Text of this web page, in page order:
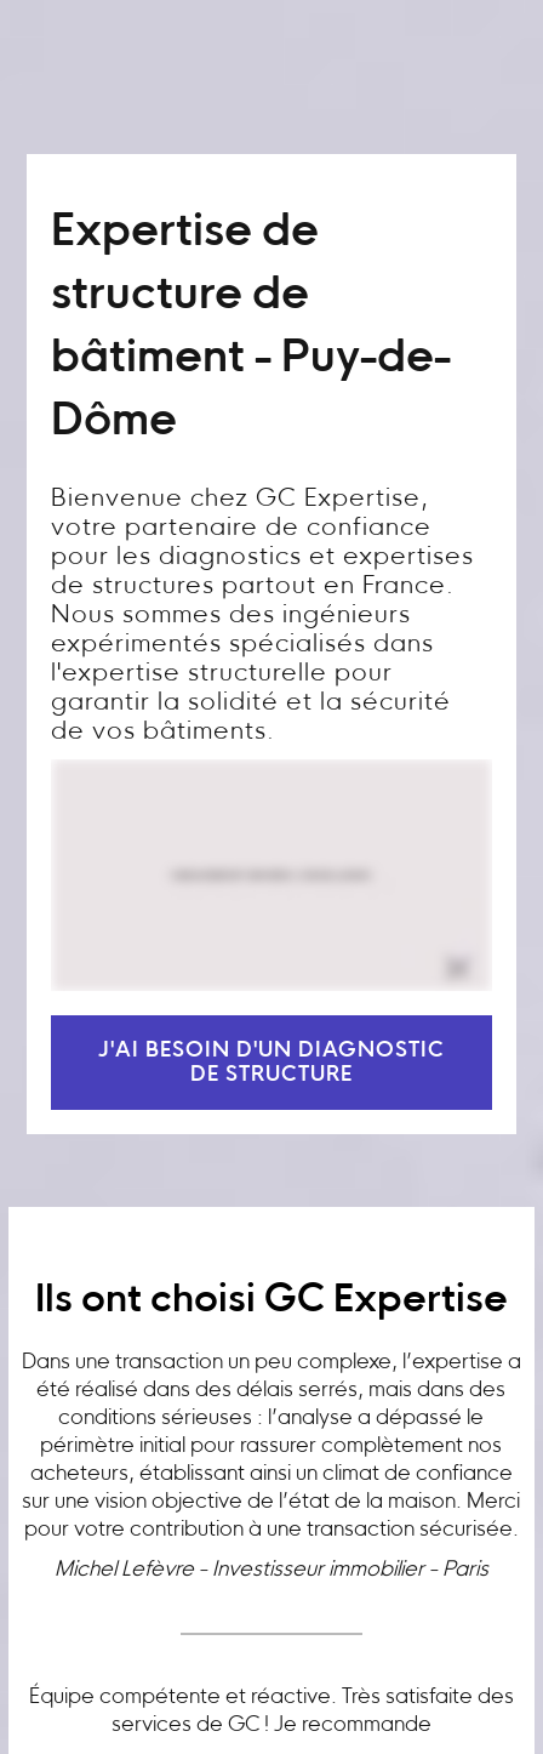
Expertise de
structure de
bâtiment - Puy-de-
Dôme
Bienvenue chez GC Expertise,
votre partenaire de confiance
pour les diagnostics et expertises
de structures partout en France.
Nous sommes des ingénieurs
expérimentés spécialisés dans
l'expertise structurelle pour
garantir la solidité et la sécurité
de vos bâtiments.
J'AI BESOIN D'UN DIAGNOSTIC
DE STRUCTURE
Ils ont choisi GC Expertise
Dans une transaction un peu complexe, l’expertise a
été réalisé dans des délais serrés, mais dans des
conditions sérieuses : l’analyse a dépassé le
périmètre initial pour rassurer complètement nos
acheteurs, établissant ainsi un climat de confiance
sur une vision objective de l’état de la maison. Merci
pour votre contribution à une transaction sécurisée.
Michel Lefèvre - Investisseur immobilier - Paris
Équipe compétente et réactive. Très satisfaite des
services de GC ! Je recommande